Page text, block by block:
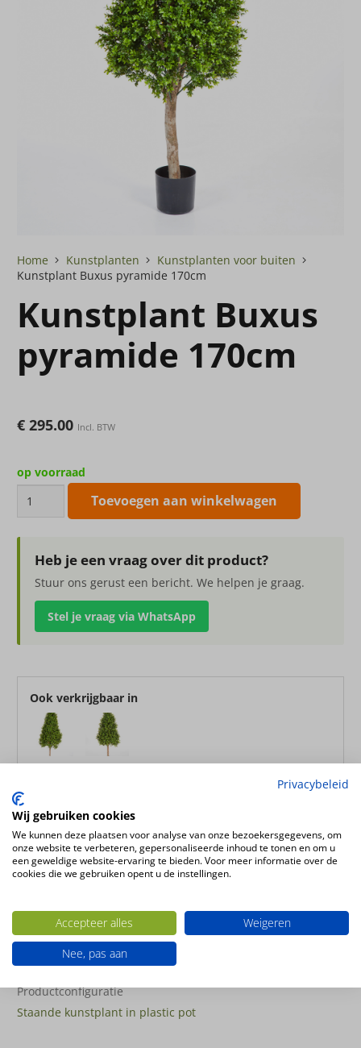
Home Kunstplanten
Kunstplanten voor buiten
Kunstplant Buxus pyramide 170cm
Kunstplant Buxus
pyramide 170cm
€ 295.00 Incl. BTW
op voorraad
pyramide
170cm
aantal
Toevoegen aan winkelwagen
Heb je een vraag over dit product?
Stuur ons gerust een bericht. We helpen je graag.
Stel je vraag via WhatsApp
Ook verkrijgbaar in
Kunstplant Buxus pyramide 170cm
Hoogte
Productsoort
kunstplanten
Productconfiguratie
Staande kunstplant in plastic pot
Privacybeleid
Wij gebruiken cookies
We kunnen deze plaatsen voor analyse van onze bezoekersgegevens, om
onze website te verbeteren, gepersonaliseerde inhoud te tonen en om u
een geweldige website-ervaring te bieden. Voor meer informatie over de
cookies die we gebruiken opent u de instellingen.
Accepteer alles
Weigeren
Nee, pas aan